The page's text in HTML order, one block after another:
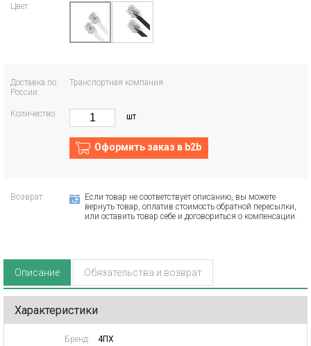
Цвет:
Доставка по
России:
Транспортная компания
Количество: шт
Оформить заказ в b2b
Возврат:
Если товар не соответствует описанию, вы можете
вернуть товар, оплатив стоимость обратной пересылки,
или оставить товар себе и договориться о компенсации.
Описание Обязательства и возврат
Характеристики
Бренд:
4ПХ